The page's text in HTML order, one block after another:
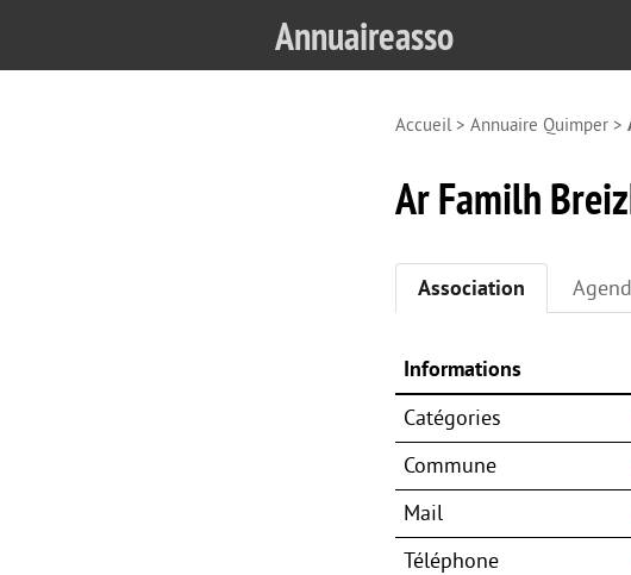
Annuaireasso
Accueil> Annuaire Quimper >
Ar Familh
Association
Informations
Catégories
Commune
Mail
Téléphone